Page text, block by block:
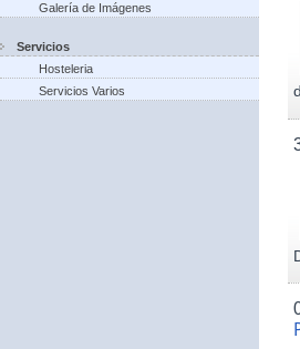
Galería de Imágenes
Servicios
Hosteleria
Servicios Varios